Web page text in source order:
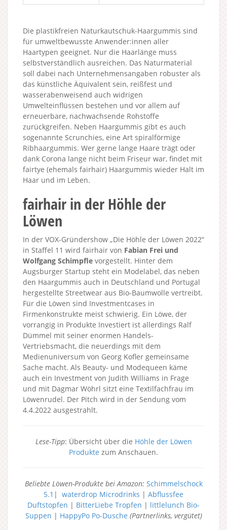
Die plastikfreien Naturkautschuk-Haargummis sind
für umweltbewusste Anwender:innen aller
Haartypen geeignet. Nur die Haarlänge muss
selbstverständlich ausreichen. Das Naturmaterial
soll dabei nach Unternehmensangaben robuster als
das künstliche Äquivalent sein, reißfest und
wasserabenweisend auch widrigen
Umwelteinflüssen bestehen und vor allem auf
erneuerbare, nachwachsende Rohstoffe
zurückgreifen. Neben Haargummis gibt es auch
sogenannte Scrunchies, eine Art spiralförmige
Ribhaargummis. Wer gerne lange Haare trägt oder
dank Corona lange nicht beim Friseur war, findet mit
fairtye (ehemals fairhair) Haargummis wieder Halt im
Haar und im Leben.
fairhair in der Höhle der
Löwen
In der VOX-Gründershow „Die Höhle der Löwen 2022“
in Staffel 11 wird fairhair von Fabian Frei und
Wolfgang Schimpfle vorgestellt. Hinter dem
Augsburger Startup steht ein Modelabel, das neben
den Haargummis auch in Deutschland und Portugal
hergestellte Streetwear aus Bio-Baumwolle vertreibt.
Für die Löwen sind Investmentcases in
Firmenkonstrukte meist schwierig. Ein Löwe, der
vorrangig in Produkte Investiert ist allerdings Ralf
Dümmel mit seiner enormen Handels-
Vertriebsmacht, die neuerdings mit dem
Medienuniversum von Georg Kofler gemeinsame
Sache macht. Als Beauty- und Modequeen käme
auch ein Investment von Judith Williams in Frage
und mit Dagmar Wöhrl sitzt eine Textilfachfrau im
Löwenrudel. Der Pitch wird in der Sendung vom
4.4.2022 ausgestrahlt.
Lese-Tipp: Übersicht über die Höhle der Löwen
Produkte zum Anschauen.
Beliebte Löwen-Produkte bei Amazon: Schimmelschock
5.1 | waterdrop Microdrinks | Abflussfee
Duftstopfen | BitterLiebe Tropfen | littlelunch Bio-
Suppen | HappyPo Po-Dusche (Partnerlinks, vergütet)